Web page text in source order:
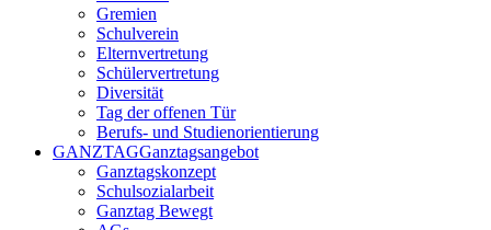
Gremien
Schulverein
Elternvertretung
Schülervertretung
Diversität
Tag der offenen Tür
Berufs- und Studienorientierung
GANZTAGGanztagsangebot
Ganztagskonzept
Schulsozialarbeit
Ganztag Bewegt